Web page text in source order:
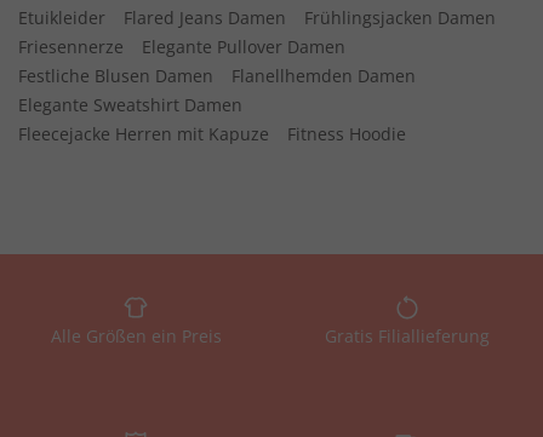
Etuikleider Flared Jeans Damen
Frühlingsjacken Damen
Friesennerze
Elegante Pullover Damen
Festliche Blusen Damen
Flanellhemden Damen
Elegante Sweatshirt Damen
Fleecejacke Herren mit Kapuze
Fitness Hoodie
Alle Größen ein Preis Gratis Filiallieferung